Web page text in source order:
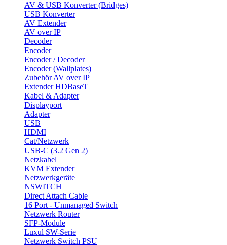
AV & USB Konverter (Bridges)
USB Konverter
AV Extender
AV over IP
Decoder
Encoder
Encoder / Decoder
Encoder (Wallplates)
Zubehör AV over IP
Extender HDBaseT
Kabel & Adapter
Displayport
Adapter
USB
HDMI
Cat/Netzwerk
USB-C (3.2 Gen 2)
Netzkabel
KVM Extender
Netzwerkgeräte
NSWITCH
Direct Attach Cable
16 Port - Unmanaged Switch
Netzwerk Router
SFP-Module
Luxul SW-Serie
Netzwerk Switch PSU